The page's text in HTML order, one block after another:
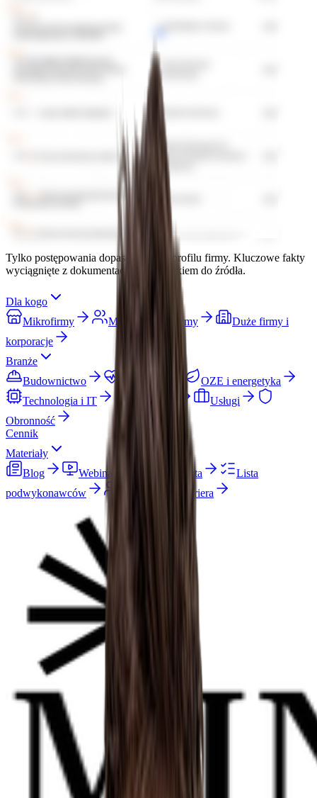
Tylko postępowania dopasowane do profilu firmy. Kluczowe fakty
wyciągnięte z dokumentacji z odnośnikiem do źródła.
Dla kogo
Mikrofirmy
Małe i średnie firmy
Duże firmy i
korporacje
Branże
Budownictwo
Medyczna
OZE i energetyka
Technologia i IT
Usługi
Obronność
Cennik
Materiały
Blog
Webinary Checklista
Lista
podwykonawców
Kariera